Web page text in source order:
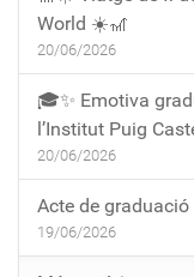
World ☀️🎢
20/06/2026
🎓✨ Emotiva
l’Institut Puig
20/06/2026
Acte de
19/06/2026